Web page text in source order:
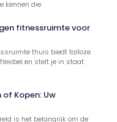
kennen die
fitnessruimte voor
thuis biedt talloze
en stelt je in staat
Kopen: Uw
is het belangrijk om de